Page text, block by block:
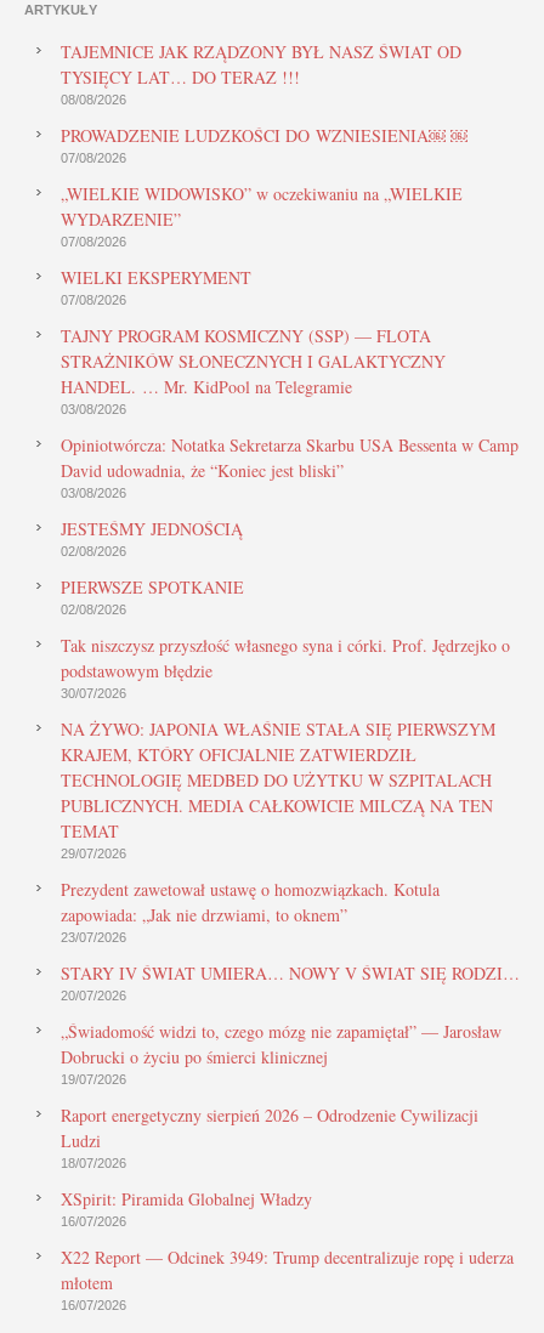
ARTYKUŁY
TAJEMNICE JAK RZĄDZONY BYŁ NASZ ŚWIAT OD
TYSIĘCY LAT… DO TERAZ !!!
08/08/2026
PROWADZENIE LUDZKOŚCI DO WZNIESIENIA￼ ￼
07/08/2026
„WIELKIE WIDOWISKO” w oczekiwaniu na „WIELKIE
WYDARZENIE”
07/08/2026
WIELKI EKSPERYMENT
07/08/2026
TAJNY PROGRAM KOSMICZNY (SSP) — FLOTA
STRAŻNIKÓW SŁONECZNYCH I GALAKTYCZNY
HANDEL. … Mr. KidPool na Telegramie
03/08/2026
Opiniotwórcza: Notatka Sekretarza Skarbu USA Bessenta w Camp
David udowadnia, że “Koniec jest bliski”
03/08/2026
JESTEŚMY JEDNOŚCIĄ
02/08/2026
PIERWSZE SPOTKANIE
02/08/2026
Tak niszczysz przyszłość własnego syna i córki. Prof. Jędrzejko o
podstawowym błędzie
30/07/2026
NA ŻYWO: JAPONIA WŁAŚNIE STAŁA SIĘ PIERWSZYM
KRAJEM, KTÓRY OFICJALNIE ZATWIERDZIŁ
TECHNOLOGIĘ MEDBED DO UŻYTKU W SZPITALACH
PUBLICZNYCH. MEDIA CAŁKOWICIE MILCZĄ NA TEN
TEMAT
29/07/2026
Prezydent zawetował ustawę o homozwiązkach. Kotula
zapowiada: „Jak nie drzwiami, to oknem”
23/07/2026
STARY IV ŚWIAT UMIERA… NOWY V ŚWIAT SIĘ RODZI…
20/07/2026
„Świadomość widzi to, czego mózg nie zapamiętał” — Jarosław
Dobrucki o życiu po śmierci klinicznej
19/07/2026
Raport energetyczny sierpień 2026 – Odrodzenie Cywilizacji
Ludzi
18/07/2026
XSpirit: Piramida Globalnej Władzy
16/07/2026
X22 Report — Odcinek 3949: Trump decentralizuje ropę i uderza
młotem
16/07/2026